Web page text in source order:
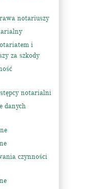
notariuszy
i
za szkody
notarialni
danych
czynności